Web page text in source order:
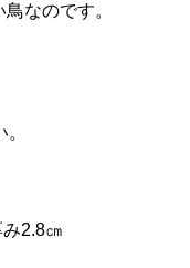
なのです。
2.8㎝